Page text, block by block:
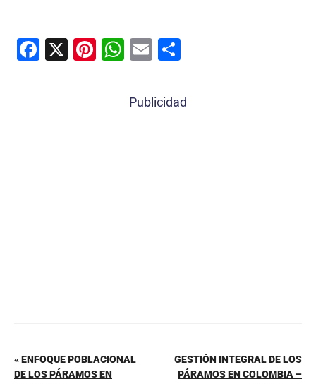
F
X
Pi W
at
E
ai m
Publicidad
« ENFOQUE POBLACIONAL
DE LOS PÁRAMOS EN
GESTIÓN INTEGRAL DE LOS
PÁRAMOS EN COLOMBIA –